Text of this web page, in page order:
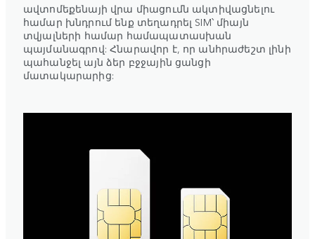
ավտոմեքենայի վրա միացումն ակտիվացնելու
համար խնդրում ենք տեղադրել SIM՝ միայն
տվյալների համար համապատասխան
պայմանագրով: Հնարավոր է, որ անհրաժեշտ լինի
պահանջել այն ձեր բջջային ցանցի
մատակարարից: